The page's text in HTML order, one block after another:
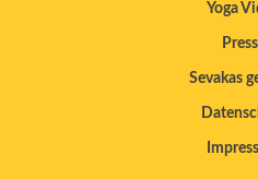
Yoga
Sevakas